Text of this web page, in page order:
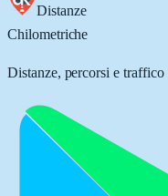
Distanze
Chilometriche
Distanze, percorsi e